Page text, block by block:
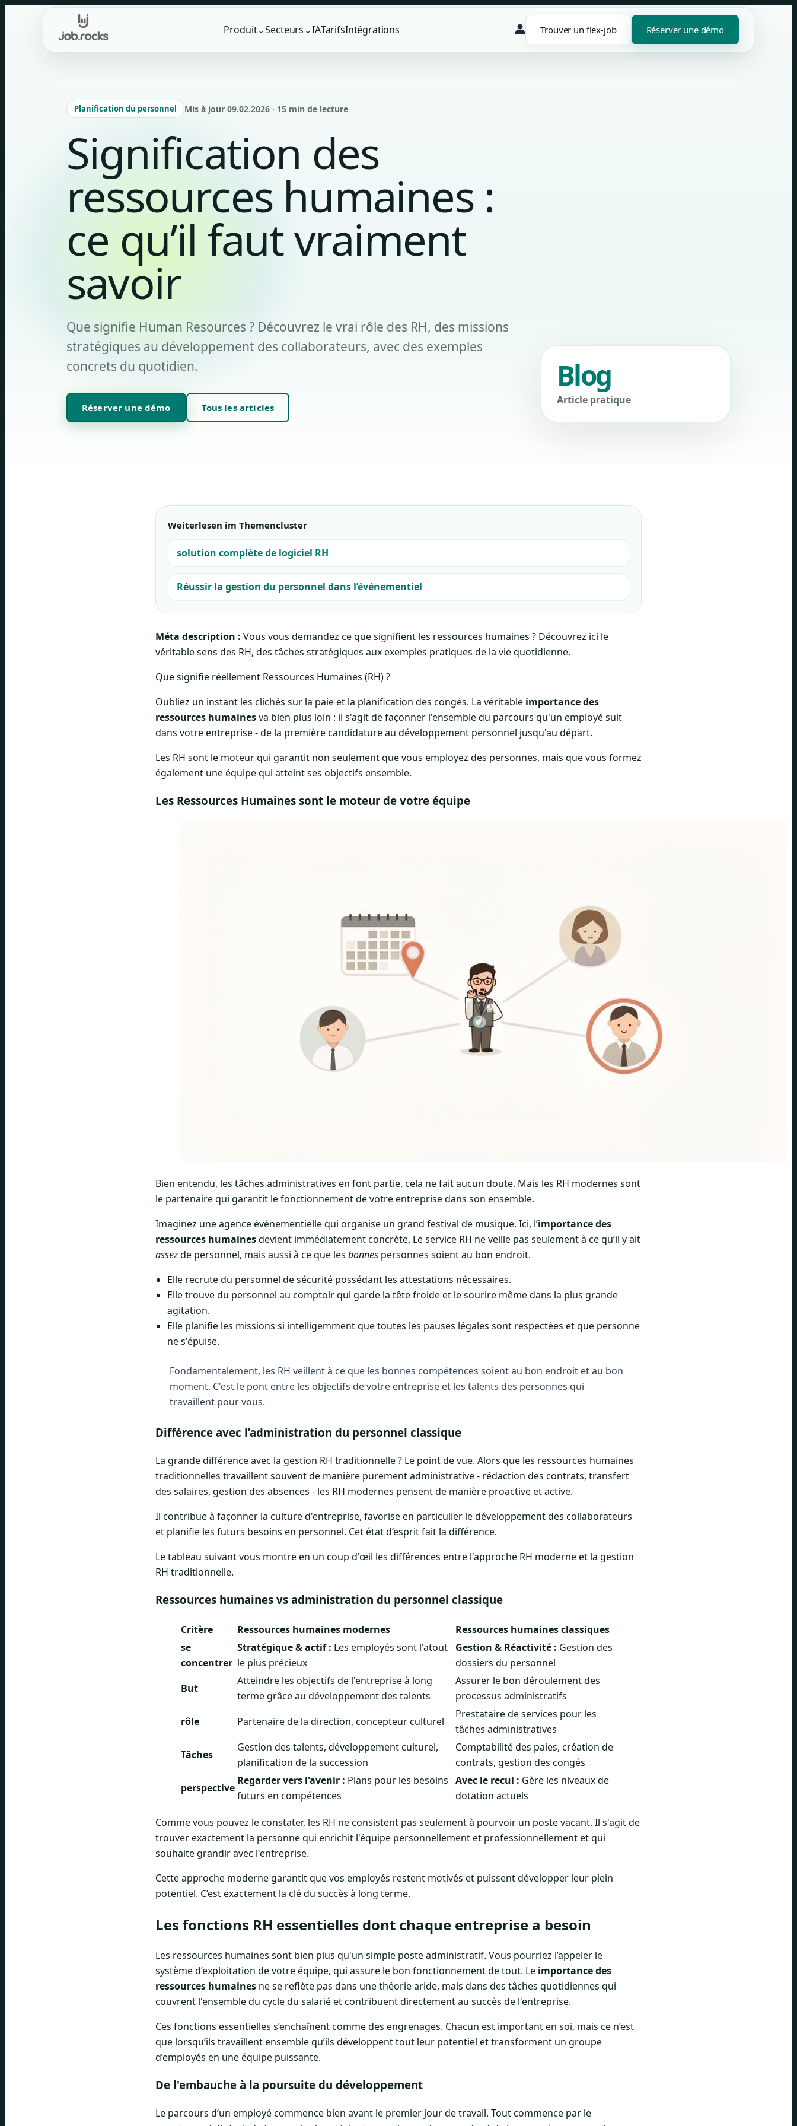
Produit⌄Secteurs ⌄IATarifsIntégrations Trouver un flex-job Réserver une démo
Planification du personnel Mis à jour 09.02.2026 · 15 min de lecture
Signification des
ressources humaines :
ce qu’il faut vraiment
savoir
Que signifie Human Resources ? Découvrez le vrai rôle des RH, des missions
stratégiques au développement des collaborateurs, avec des exemples
concrets du quotidien.
Réserver une démo Tous les articles
Blog
Article pratique
Weiterlesen im Themencluster
solution complète de logiciel RH
Réussir la gestion du personnel dans l’événementiel
Méta description : Vous vous demandez ce que signifient les ressources humaines ? Découvrez ici le
véritable sens des RH, des tâches stratégiques aux exemples pratiques de la vie quotidienne.
Que signifie réellement Ressources Humaines (RH) ?
Oubliez un instant les clichés sur la paie et la planification des congés. La véritable importance des
ressources humainesva bien plus loin : il s'agit de façonner l'ensemble du parcours qu'un employé suit
dans votre entreprise - de la première candidature au développement personnel jusqu'au départ.
Les RH sont le moteur qui garantit non seulement que vous employez des personnes, mais que vous formez
également une équipe qui atteint ses objectifs ensemble.
Les Ressources Humaines sont le moteur de votre équipe
Bien entendu, les tâches administratives en font partie, cela ne fait aucun doute. Mais les RH modernes sont
le partenaire qui garantit le fonctionnement de votre entreprise dans son ensemble.
Imaginez une agence événementielle qui organise un grand festival de musique. Ici, l’importance des
ressources humainesdevient immédiatement concrète. Le service RH ne veille pas seulement à ce qu’il y ait
assezde personnel, mais aussi à ce que les bonnes personnes soient au bon endroit.
Elle recrute du personnel de sécurité possédant les attestations nécessaires.
Elle trouve du personnel au comptoir qui garde la tête froide et le sourire même dans la plus grande
agitation.
Elle planifie les missions si intelligemment que toutes les pauses légales sont respectées et que personne
ne s'épuise.
Fondamentalement, les RH veillent à ce que les bonnes compétences soient au bon endroit et au bon
moment. C'est le pont entre les objectifs de votre entreprise et les talents des personnes qui
travaillent pour vous.
Différence avec l’administration du personnel classique
La grande différence avec la gestion RH traditionnelle ? Le point de vue. Alors que les ressources humaines
traditionnelles travaillent souvent de manière purement administrative - rédaction des contrats, transfert
des salaires, gestion des absences - les RH modernes pensent de manière proactive et active.
Il contribue à façonner la culture d'entreprise, favorise en particulier le développement des collaborateurs
et planifie les futurs besoins en personnel. Cet état d’esprit fait la différence.
Le tableau suivant vous montre en un coup d'œil les différences entre l'approche RH moderne et la gestion
RH traditionnelle.
Ressources humaines vs administration du personnel classique
Critère Ressources humaines modernes
Ressources humaines classiques
se
concentrer
Stratégique & actif : Les employés sont l'atout
le plus précieux
Gestion & Réactivité : Gestion des
dossiers du personnel
But
Atteindre les objectifs de l'entreprise à long
terme grâce au développement des talents
Assurer le bon déroulement des
processus administratifs
rôle
Partenaire de la direction, concepteur culturel
Prestataire de services pour les
tâches administratives
Tâches
Gestion des talents, développement culturel,
planification de la succession
Comptabilité des paies, création de
contrats, gestion des congés
perspective
Regarder vers l'avenir : Plans pour les besoins
futurs en compétences
Avec le recul : Gère les niveaux de
dotation actuels
Comme vous pouvez le constater, les RH ne consistent pas seulement à pourvoir un poste vacant. Il s'agit de
trouver exactement la personne qui enrichit l'équipe personnellement et professionnellement et qui
souhaite grandir avec l'entreprise.
Cette approche moderne garantit que vos employés restent motivés et puissent développer leur plein
potentiel. C’est exactement la clé du succès à long terme.
Les fonctions RH essentielles dont chaque entreprise a besoin
Les ressources humaines sont bien plus qu'un simple poste administratif. Vous pourriez l’appeler le
système d’exploitation de votre équipe, qui assure le bon fonctionnement de tout. Le importance des
ressources humaines ne se reflète pas dans une théorie aride, mais dans des tâches quotidiennes qui
couvrent l'ensemble du cycle du salarié et contribuent directement au succès de l'entreprise.
Ces fonctions essentielles s’enchaînent comme des engrenages. Chacun est important en soi, mais ce n’est
que lorsqu’ils travaillent ensemble qu’ils développent tout leur potentiel et transforment un groupe
d’employés en une équipe puissante.
De l'embauche à la poursuite du développement
Le parcours d’un employé commence bien avant le premier jour de travail. Tout commence par le